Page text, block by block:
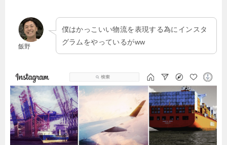
飯野
僕はかっこいい物流を表現する為にインスタ
グラムをやっているがww